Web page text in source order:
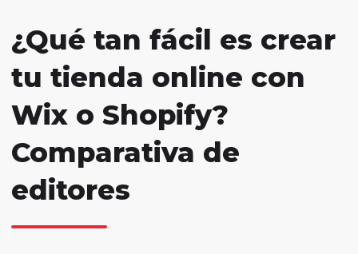
¿Qué tan fácil es crear
tu tienda online con
Wix o Shopify?
Comparativa de
editores